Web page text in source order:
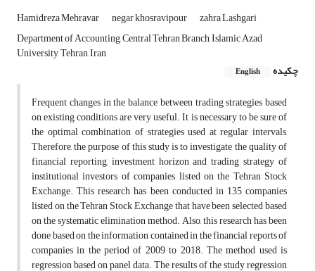
Hamidreza Mehravar negar khosravipour
zahra Lashgari
Department of Accounting, Central Tehran Branch, Islamic Azad
University, Tehran, Iran
چکیده
English
Frequent changes in the balance between trading strategies based
on existing conditions are very useful. It is necessary to be sure of
the optimal combination of strategies used at regular intervals,
Therefore, the purpose of this study is to investigate the quality of
financial reporting, investment horizon and trading strategy of
institutional investors of companies listed on the Tehran Stock
Exchange. This research has been conducted in 135 companies
listed on the Tehran Stock Exchange that have been selected based
on the systematic elimination method. Also, this research has been
done based on the information contained in the financial reports of
companies in the period of 2009 to 2018. The method used is
regression based on panel data. The results of the study regression